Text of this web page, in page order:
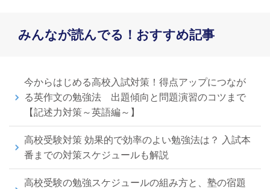
みんなが読んでる！おすすめ記事
今からはじめる高校入試対策！得点アップにつなが
る英作文の勉強法 出題傾向と問題演習のコツまで
【記述力対策～英語編～】
高校受験対策 効果的で効率のよい勉強法は？ 入試本
番までの対策スケジュールも解説
高校受験の勉強スケジュールの組み方と、塾の宿題